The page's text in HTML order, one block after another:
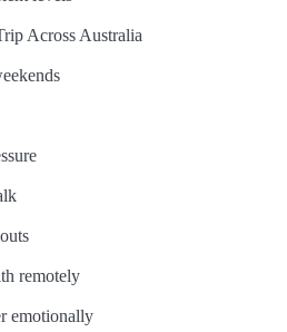
Across Australia
remotely
emotionally